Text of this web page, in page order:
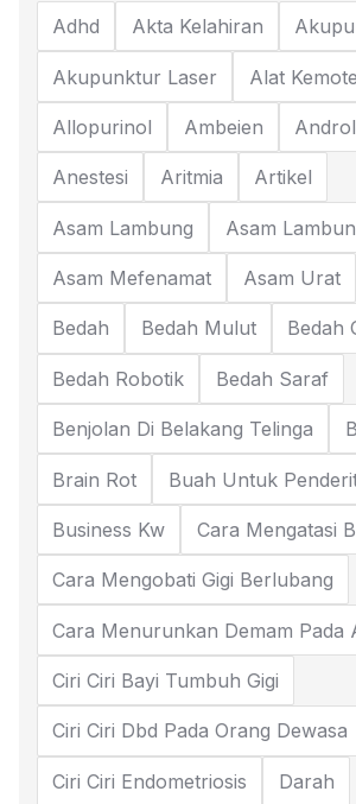
Adhd Akta Kelahiran
Akupunktur Laser Alat
Allopurinol Ambeien
Anestesi Aritmia Artikel
Asam Lambung Asam
Asam Mefenamat Asam Urat
Bedah Bedah Mulut Bedah
Bedah Robotik Bedah Saraf
Benjolan Di Belakang Telinga
Brain Rot Buah Untuk
Business Kw Cara Mengatasi
Cara Mengobati Gigi Berlubang
Cara Menurunkan Demam Pada
Ciri Ciri Bayi Tumbuh Gigi
Ciri Ciri Dbd Pada Orang Dewasa
Ciri Ciri Endometriosis Darah